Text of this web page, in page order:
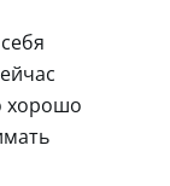
хорошо